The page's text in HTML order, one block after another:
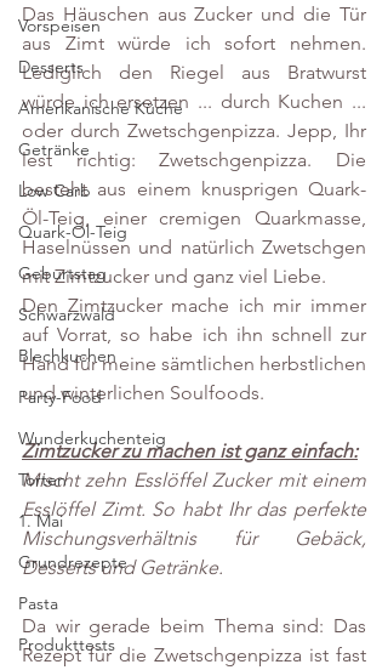
Vorspeisen
Desserts
Amerikanische Küche
Getränke
Low Carb
Quark-Öl-Teig
Geburtstag
Schwarzwald
Blechkuchen
Party-Food
Wunderkuchenteig
Torten
1. Mai
Grundrezepte
Pasta
Produkttests
Das Häuschen aus Zucker und die Tür
aus Zimt würde ich sofort nehmen.
Lediglich den Riegel aus Bratwurst
würde ich ersetzen ... durch Kuchen ...
oder durch Zwetschgenpizza. Jepp, Ihr
lest richtig: Zwetschgenpizza. Die
besteht aus einem knusprigen Quark-
Öl-Teig, einer cremigen Quarkmasse,
Haselnüssen und natürlich Zwetschgen
mit Zimtzucker und ganz viel Liebe.
Den Zimtzucker mache ich mir immer
auf Vorrat, so habe ich ihn schnell zur
Hand für meine sämtlichen herbstlichen
und winterlichen Soulfoods.
Zimtzucker zu machen ist ganz einfach:
Mischt zehn Esslöffel Zucker mit einem
Esslöffel Zimt. So habt Ihr das perfekte
Mischungsverhältnis für Gebäck,
Desserts und Getränke.
Da wir gerade beim Thema sind: Das
Rezept für die Zwetschgenpizza ist fast